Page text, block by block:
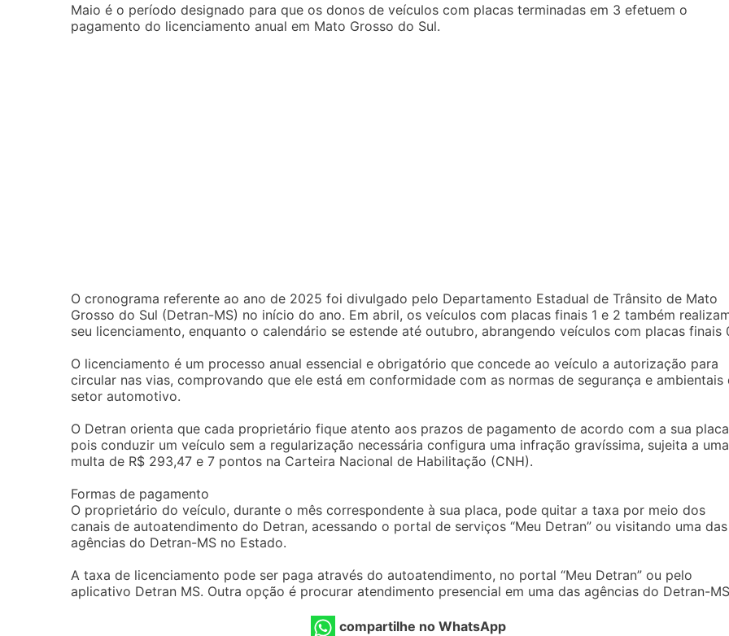
Maio é o período designado para que os donos de veículos com placas terminadas em 3 efetuem o
pagamento do licenciamento anual em Mato Grosso do Sul.
O cronograma referente ao ano de 2025 foi divulgado pelo Departamento Estadual de Trânsito de Mato
Grosso do Sul (Detran-MS) no início do ano. Em abril, os veículos com placas finais 1 e 2 também
seu licenciamento, enquanto o calendário se estende até outubro, abrangendo veículos com placas finais
O licenciamento é um processo anual essencial e obrigatório que concede ao veículo a autorização para
circular nas vias, comprovando que ele está em conformidade com as normas de segurança e ambientais
setor automotivo.
O Detran orienta que cada proprietário fique atento aos prazos de pagamento de acordo com a sua
pois conduzir um veículo sem a regularização necessária configura uma infração gravíssima, sujeita a uma
multa de R$ 293,47 e 7 pontos na Carteira Nacional de Habilitação (CNH).
Formas de pagamento
O proprietário do veículo, durante o mês correspondente à sua placa, pode quitar a taxa por meio dos
canais de autoatendimento do Detran, acessando o portal de serviços “Meu Detran” ou visitando uma das
agências do Detran-MS no Estado.
A taxa de licenciamento pode ser paga através do autoatendimento, no portal “Meu Detran” ou pelo
aplicativo Detran MS. Outra opção é procurar atendimento presencial em uma das agências do Detran-
compartilhe no WhatsApp